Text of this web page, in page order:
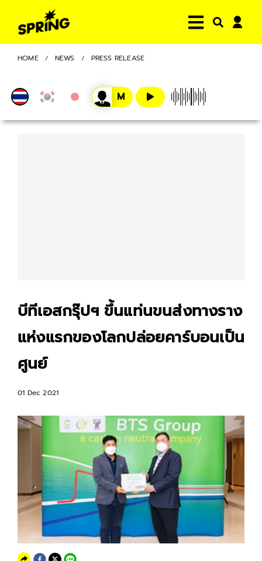
HOME NEWS PRESS RELEASE
บีทีเอสกรุ๊ปฯ ขึ้นแท่นขนส่งทางราง
แห่งแรกของโลกปล่อยคาร์บอนเป็น
ศูนย์
01 Dec 2021